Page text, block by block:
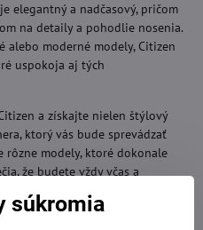
elegantný a nadčasový, pričom
na detaily a pohodlie nosenia.
alebo moderné modely, Citizen
uspokoja aj tých
a získajte nielen štýlový
ktorý vás bude sprevádzať
rôzne modely, ktoré dokonale
že budete vždy včas a
súkromia